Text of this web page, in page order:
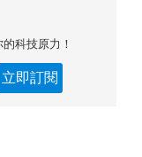
科技原力！
立即訂閱